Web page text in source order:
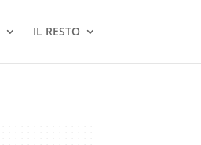
IL RESTO